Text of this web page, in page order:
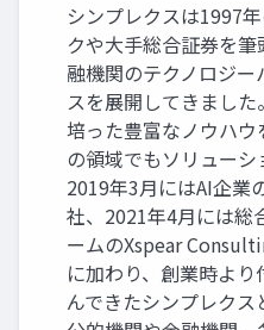
シンプレクスは1997
クや大手総合証券を
融機関のテクノロジ
スを展開してきまし
培った豊富なノウハ
の領域でもソリューシ
2019年3月にはAI企業
社、2021年4月には総
ームのXspear
に加わり、創業時よ
んできたシンプレクス